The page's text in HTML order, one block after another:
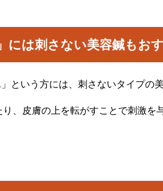
には刺さない美容鍼もお
という方には、刺さないタイプの
、皮膚の上を転がすことで刺激